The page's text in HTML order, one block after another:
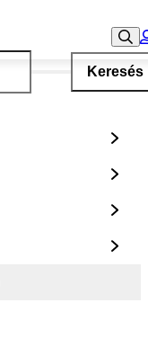
Keresés